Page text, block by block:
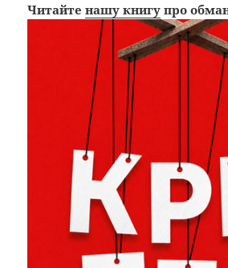
Читайтенашу книгу про